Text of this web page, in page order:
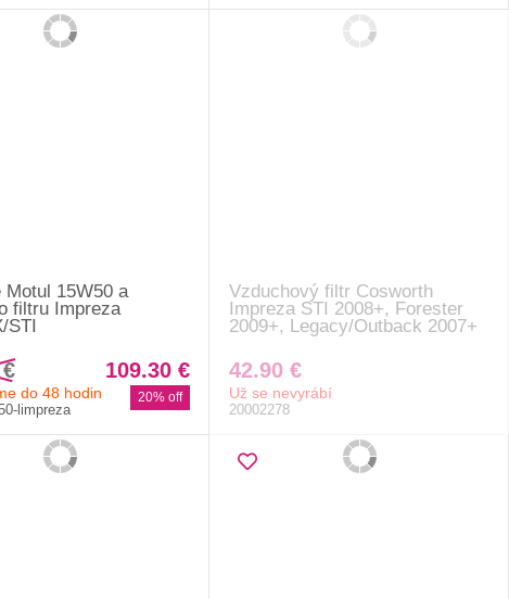
Motul 15W50 a
filtru Impreza
STI
109.30 €
20% off
do 48 hodin
limpreza
Vzduchový filtr Cosworth
Impreza STI 2008+, Forester
2009+, Legacy/Outback 2007+
42.90 €
Už se nevyrábí
20002278